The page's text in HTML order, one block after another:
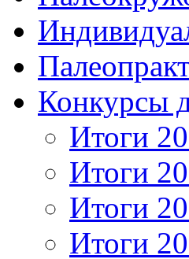
Конкурсы
Итоги
Итоги
Итоги
Итоги